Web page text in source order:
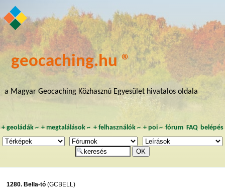
geocaching.hu ®
a Magyar Geocaching Közhasznú Egyesület hivatalos oldala
+ geoládák~ +megtalálások ~ + felhasználók~ + poi~ fórum FAQ belépés
1280. Bella-tó (GCBELL)